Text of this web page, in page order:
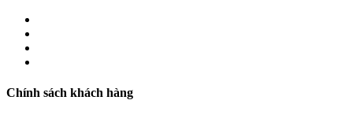
Chính sách khách hàng